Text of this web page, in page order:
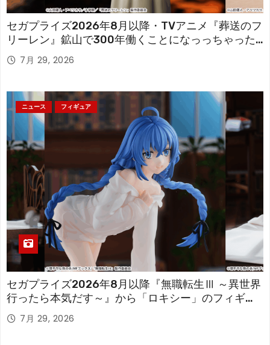
セガプライズ2026年8月以降・TVアニメ『葬送のフ
リーレン』鉱山で300年働くことになっっちゃった
「フリーレン」を立体化！
7月 29, 2026
ニュース フィギュア
セガプライズ2026年8月以降『無職転生Ⅲ ～異世界
行ったら本気だす～』から「ロキシー」のフィギュ
アが登場！
7月 29, 2026